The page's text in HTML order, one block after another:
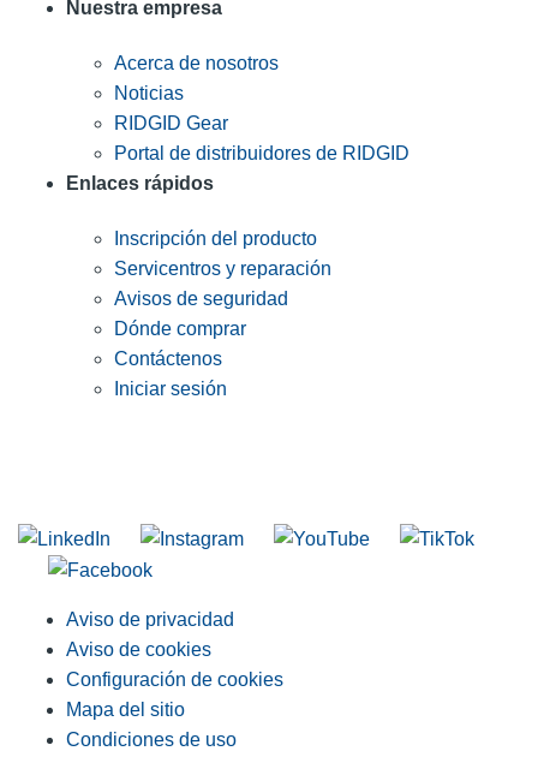
Nuestra empresa
Acerca de nosotros
Noticias
RIDGID Gear
Portal de distribuidores de RIDGID
Enlaces rápidos
Inscripción del producto
Servicentros y reparación
Avisos de seguridad
Dónde comprar
Contáctenos
Iniciar sesión
Aviso de privacidad
Aviso de cookies
Configuración de cookies
Mapa del sitio
Condiciones de uso